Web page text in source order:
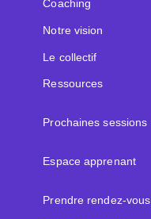
Coaching
Notre vision
Le collectif
Ressources
Prochaines sessions
Espace apprenant
Prendre rendez-vous